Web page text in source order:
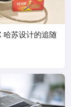
哈苏设计的追随